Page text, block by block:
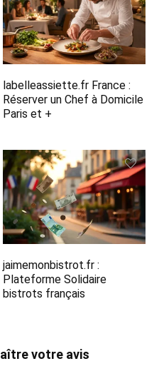
labelleassiette.fr France :
Réserver un Chef à Domicile
Paris et +
jaimemonbistrot.fr :
Plateforme Solidaire
bistrots français
votre avis